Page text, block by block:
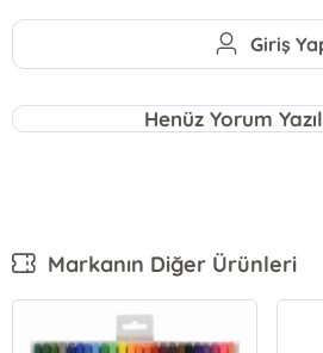
Giriş
Henüz Yorum
Markanın Diğer Ürünleri